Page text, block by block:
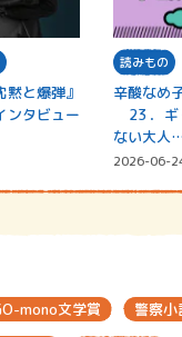
と爆弾』
タビュー
読みもの
辛酸なめ
23．ギ
ない大人…
2026-06-
mono文学賞
警察小